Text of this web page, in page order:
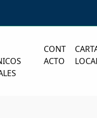
CONT
ACTO